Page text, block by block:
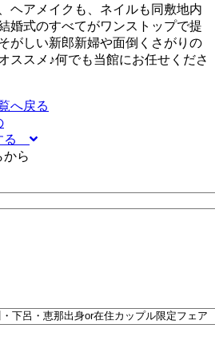
ヘアメイクも、ネイルも同敷地内
婚式のすべてがワンストップで提
がしい新郎新婦や面倒くさがりの
ススメ♪何でも当館にお任せくださ
へ戻る
る
から